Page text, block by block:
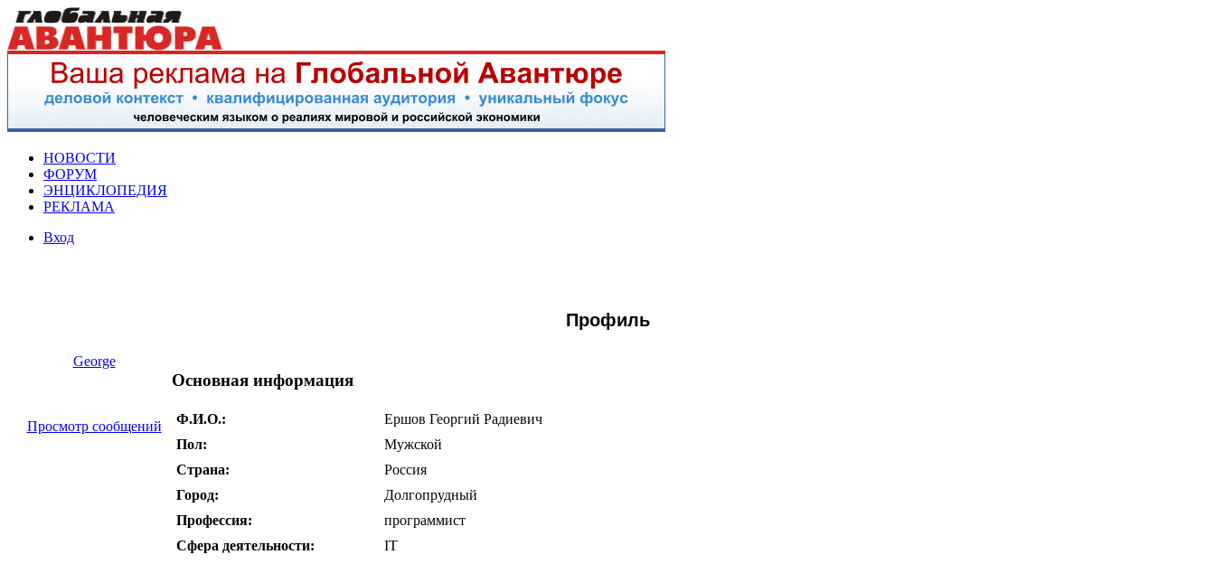
НОВОСТИ
ФОРУМ
ЭНЦИКЛОПЕДИЯ
РЕКЛАМА
Вход
Профиль
George
Просмотр сообщений
Основная информация
Ф.И.О.:
Ершов Георгий Радиевич
Пол:
Мужской
Страна:
Россия
Город:
Долгопрудный
Профессия:
программист
Сфера деятельности:
IT